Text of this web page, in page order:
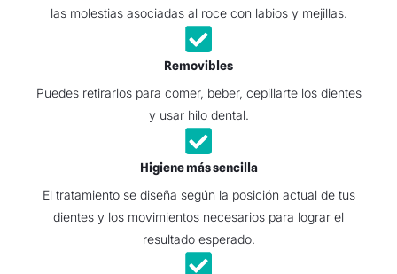
las molestias asociadas al roce con labios y mejillas.
Removibles
Puedes retirarlos para comer, beber, cepillarte los dientes
y usar hilo dental.
Higiene más sencilla
El tratamiento se diseña según la posición actual de tus
dientes y los movimientos necesarios para lograr el
resultado esperado.